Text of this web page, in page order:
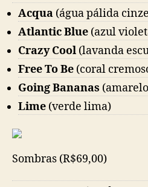
Acqua (água pálida
Atlantic Blue (azul
Crazy Cool (lavanda
Free To Be (coral
Going Bananas
Lime (verde lima)
Sombras (R$69,00)